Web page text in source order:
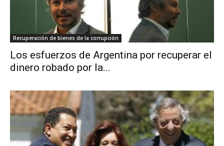
Recuperación de bienes de la corrupción
Los esfuerzos de Argentina por recuperar el
dinero robado por la...